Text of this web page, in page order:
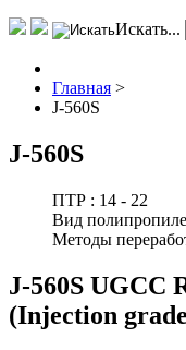
Искать...
Главная >
J-560S
J-560S
ПТР : 14 - 22
Вид
Методы
J-560S UGCC
(Injection